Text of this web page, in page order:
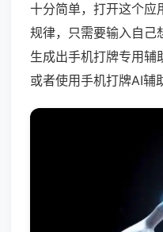
十分简单，打开这个应
规律，只需要输入自己
生成出手机打牌专用辅
或者使用手机打牌AI辅